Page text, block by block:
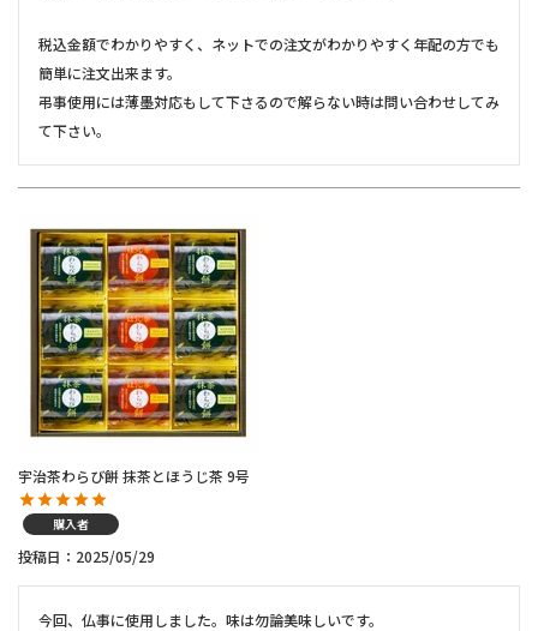
税込金額でわかりやすく、ネットでの注文がわかりやすく年配の方でも
簡単に注文出来ます。
弔事使用には薄墨対応もして下さるので解らない時は問い合わせしてみ
て下さい。
宇治茶わらび餅 抹茶とほうじ茶 9号
購入者
投稿日 2025/05/29
今回、仏事に使用しました。味は勿論美味しいです。